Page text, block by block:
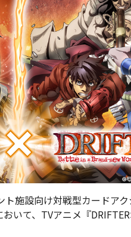
施設向け対戦型カードア
いて、TVアニメ『